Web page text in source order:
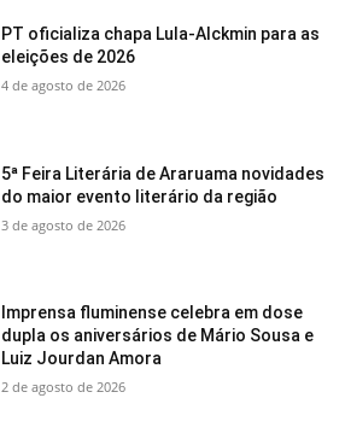
PT oficializa chapa Lula-Alckmin para as
eleições de 2026
4 de agosto de 2026
5ª Feira Literária de Araruama novidades
do maior evento literário da região
3 de agosto de 2026
Imprensa fluminense celebra em dose
dupla os aniversários de Mário Sousa e
Luiz Jourdan Amora
2 de agosto de 2026